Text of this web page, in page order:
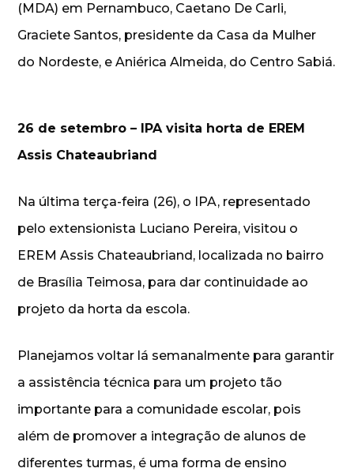
(MDA) em Pernambuco, Caetano De Carli,
Graciete Santos, presidente da Casa da Mulher
do Nordeste, e Aniérica Almeida, do Centro Sabiá.
26 de setembro – IPA visita horta de EREM
Assis Chateaubriand
Na última terça-feira (26), o IPA, representado
pelo extensionista Luciano Pereira, visitou o
EREM Assis Chateaubriand, localizada no bairro
de Brasília Teimosa, para dar continuidade ao
projeto da horta da escola.
Planejamos voltar lá semanalmente para garantir
a assistência técnica para um projeto tão
importante para a comunidade escolar, pois
além de promover a integração de alunos de
diferentes turmas, é uma forma de ensino